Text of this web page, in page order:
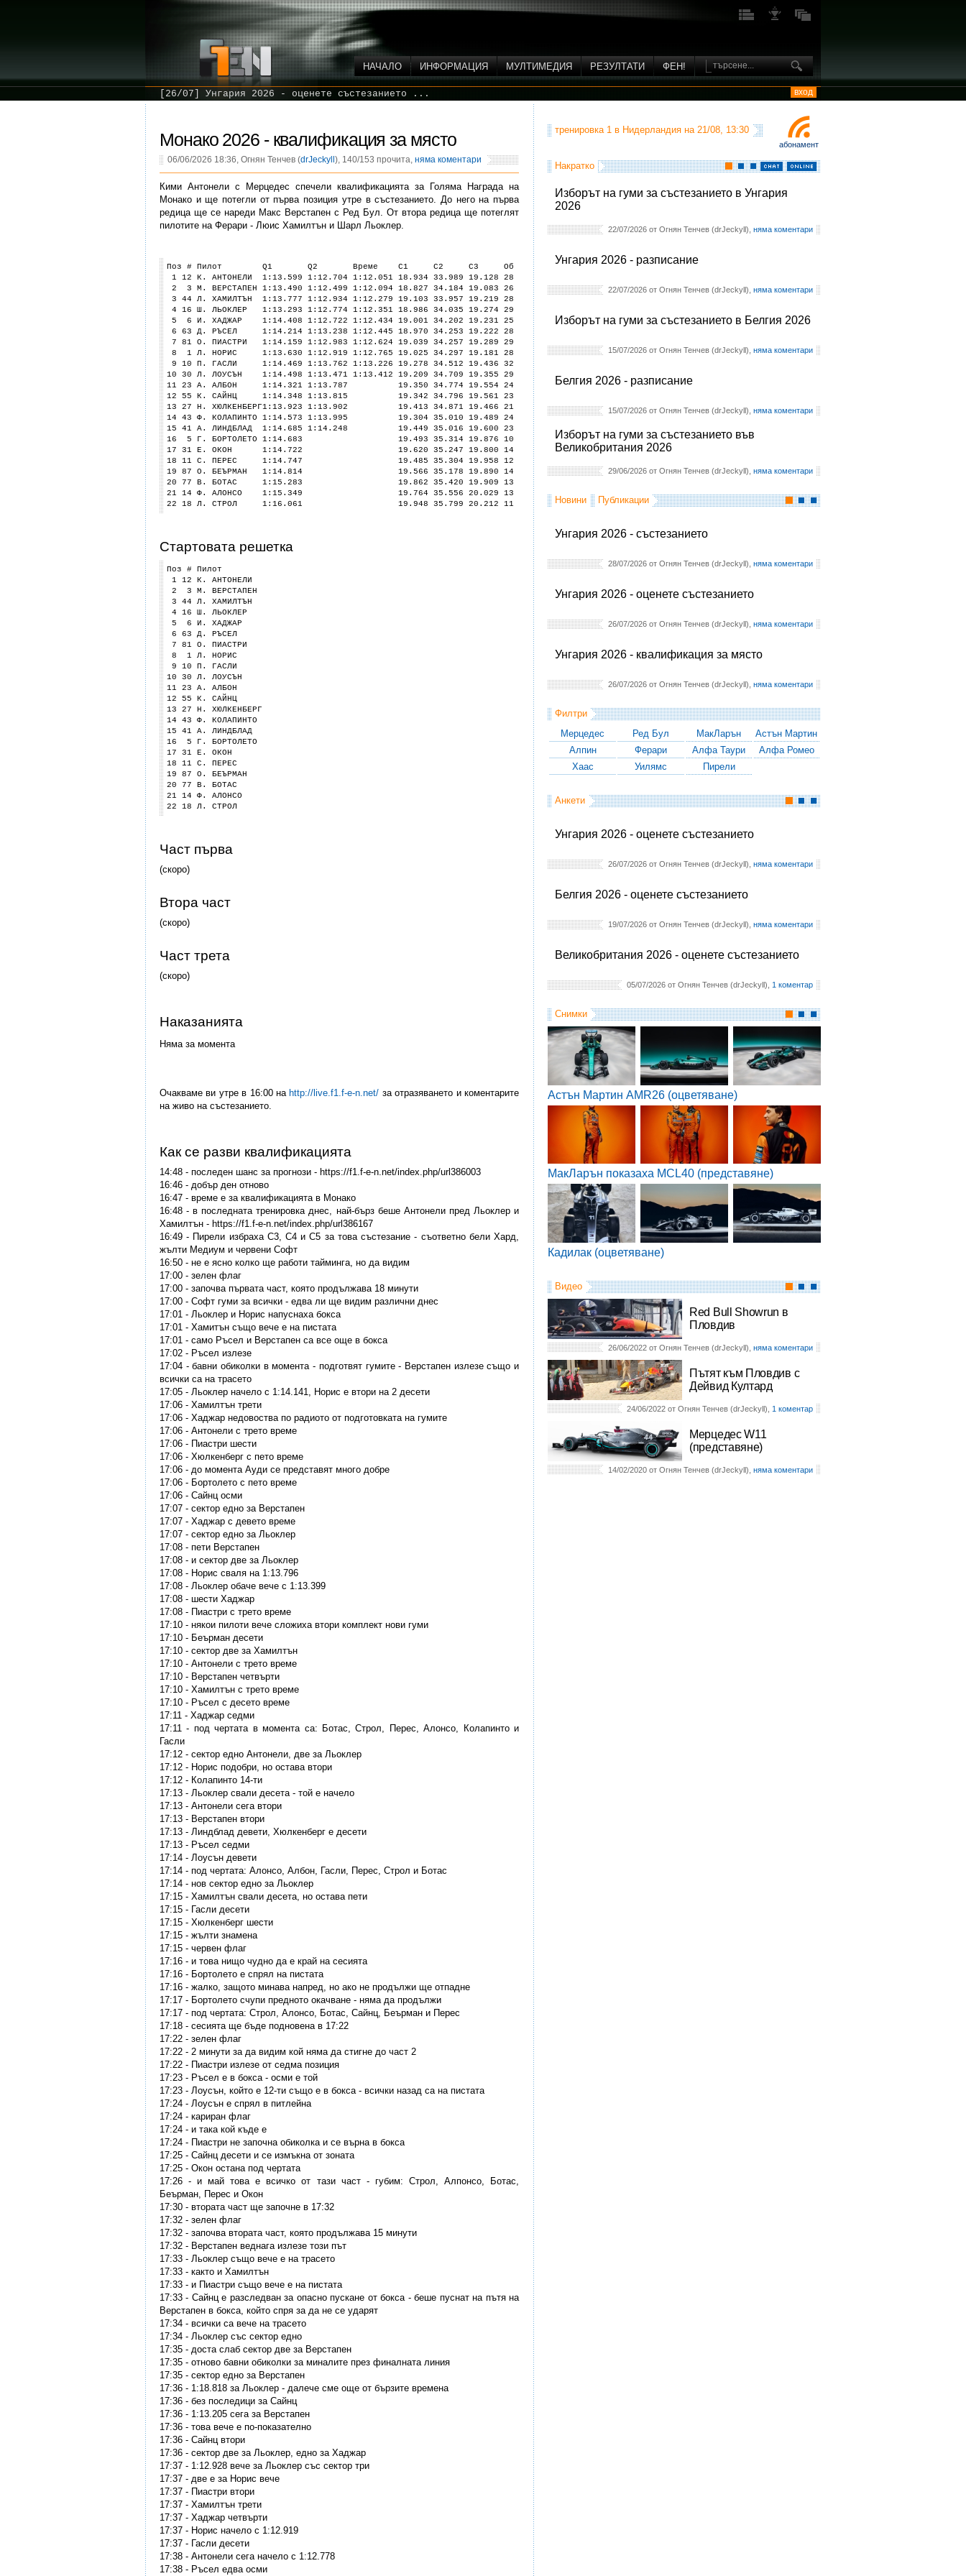
НАЧАЛО ИНФОРМАЦИЯ МУЛТИМЕДИЯ РЕЗУЛТАТИ ФЕН!
[26/07] Унгария 2026 - оценете състезанието ... вход
абонамент
тренировка 1 в Нидерландия на 21/08, 13:30
Накратко
Изборът на гуми за състезанието в Унгария
2026
22/07/2026 от Огнян Тенчев (drJeckyll), няма коментари
Унгария 2026 - разписание
22/07/2026 от Огнян Тенчев (drJeckyll), няма коментари
Изборът на гуми за състезанието в Белгия 2026
15/07/2026 от Огнян Тенчев (drJeckyll), няма коментари
Белгия 2026 - разписание
15/07/2026 от Огнян Тенчев (drJeckyll), няма коментари
Изборът на гуми за състезанието във
Великобритания 2026
29/06/2026 от Огнян Тенчев (drJeckyll), няма коментари
Новини Публикации
Унгария 2026 - състезанието
28/07/2026 от Огнян Тенчев (drJeckyll), няма коментари
Унгария 2026 - оценете състезанието
26/07/2026 от Огнян Тенчев (drJeckyll), няма коментари
Унгария 2026 - квалификация за място
26/07/2026 от Огнян Тенчев (drJeckyll), няма коментари
Филтри
Мерцедес
Ред Бул МакЛарън
Астън Мартин
Алпин
Ферари Алфа Таури
Алфа Ромео
Хаас
Уилямс Пирели
Анкети
Унгария 2026 - оценете състезанието
26/07/2026 от Огнян Тенчев (drJeckyll), няма коментари
Белгия 2026 - оценете състезанието
19/07/2026 от Огнян Тенчев (drJeckyll), няма коментари
Великобритания 2026 - оценете състезанието
05/07/2026 от Огнян Тенчев (drJeckyll), 1 коментар
Снимки
Астън Мартин AMR26 (оцветяване)
МакЛарън показаха MCL40 (представяне)
Кадилак (оцветяване)
Видео
Red Bull Showrun в
Пловдив
26/06/2022 от Огнян Тенчев (drJeckyll), няма коментари
Пътят към Пловдив с
Дейвид Култард
24/06/2022 от Огнян Тенчев (drJeckyll), 1 коментар
Мерцедес W11
(представяне)
14/02/2020 от Огнян Тенчев (drJeckyll), няма коментари
Монако 2026 - квалификация за място
06/06/2026 18:36, Огнян Тенчев (drJeckyll ), 140/153 прочита, няма коментари
Кими Антонели с Мерцедес спечели квалификацията за Голяма Награда на
Монако и ще потегли от първа позиция утре в състезанието. До него на първа
редица ще се нареди Макс Верстапен с Ред Бул. От втора редица ще потеглят
пилотите на Ферари - Люис Хамилтън и Шарл Льоклер.
Поз # Пилот Q1 Q2 Време С1 С2 С3 Об
1 12 К. АНТОНЕЛИ 1:13.599 1:12.704 1:12.051 18.934 33.989 19.128 28
2 3 М. ВЕРСТАПЕН 1:13.490 1:12.499 1:12.094 18.827 34.184 19.083 26
3 44 Л. ХАМИЛТЪН 1:13.777 1:12.934 1:12.279 19.103 33.957 19.219 28
4 16 Ш. ЛЬОКЛЕР 1:13.293 1:12.774 1:12.351 18.986 34.035 19.274 29
5 6 И. ХАДЖАР 1:14.408 1:12.722 1:12.434 19.001 34.202 19.231 25
6 63 Д. РЪСЕЛ 1:14.214 1:13.238 1:12.445 18.970 34.253 19.222 28
7 81 О. ПИАСТРИ 1:14.159 1:12.983 1:12.624 19.039 34.257 19.289 29
8 1 Л. НОРИС 1:13.630 1:12.919 1:12.765 19.025 34.297 19.181 28
9 10 П. ГАСЛИ 1:14.469 1:13.762 1:13.226 19.278 34.512 19.436 32
10 30 Л. ЛОУСЪН 1:14.498 1:13.471 1:13.412 19.209 34.709 19.355 29
11 23 А. АЛБОН 1:14.321 1:13.787 19.350 34.774 19.554 24
12 55 К. САЙНЦ 1:14.348 1:13.815 19.342 34.796 19.561 23
13 27 Н. ХЮЛКЕНБЕРГ1:13.923 1:13.902 19.413 34.871 19.466 21
14 43 Ф. КОЛАПИНТО 1:14.573 1:13.995 19.304 35.010 19.489 24
15 41 А. ЛИНДБЛАД 1:14.685 1:14.248 19.449 35.016 19.600 23
16 5 Г. БОРТОЛЕТО 1:14.683 19.493 35.314 19.876 10
17 31 Е. ОКОН 1:14.722 19.620 35.247 19.800 14
18 11 С. ПЕРЕС 1:14.747 19.485 35.304 19.958 12
19 87 О. БЕЪРМАН 1:14.814 19.566 35.178 19.890 14
20 77 В. БОТАС 1:15.283 19.862 35.420 19.909 13
21 14 Ф. АЛОНСО 1:15.349 19.764 35.556 20.029 13
22 18 Л. СТРОЛ 1:16.061 19.948 35.799 20.212 11
Стартовата решетка
Поз # Пилот
1 12 К. АНТОНЕЛИ
2 3 М. ВЕРСТАПЕН
3 44 Л. ХАМИЛТЪН
4 16 Ш. ЛЬОКЛЕР
5 6 И. ХАДЖАР
6 63 Д. РЪСЕЛ
7 81 О. ПИАСТРИ
8 1 Л. НОРИС
9 10 П. ГАСЛИ
10 30 Л. ЛОУСЪН
11 23 А. АЛБОН
12 55 К. САЙНЦ
13 27 Н. ХЮЛКЕНБЕРГ
14 43 Ф. КОЛАПИНТО
15 41 А. ЛИНДБЛАД
16 5 Г. БОРТОЛЕТО
17 31 Е. ОКОН
18 11 С. ПЕРЕС
19 87 О. БЕЪРМАН
20 77 В. БОТАС
21 14 Ф. АЛОНСО
22 18 Л. СТРОЛ
Част първа
(скоро)
Втора част
(скоро)
Част трета
(скоро)
Наказанията
Няма за момента
Очакваме ви утре в 16:00 наhttp://live.f1.f-e-n.net/ за отразяването и коментарите
на живо на състезанието.
Как се разви квалификацията
14:48 - последен шанс за прогнози - https://f1.f-e-n.net/index.php/url386003
16:46 - добър ден отново
16:47 - време е за квалификацията в Монако
16:48 - в последната тренировка днес, най-бърз беше Антонели пред Льоклер и
Хамилтън - https://f1.f-e-n.net/index.php/url386167
16:49 - Пирели избраха C3, C4 и C5 за това състезание - съответно бели Хард,
жълти Медиум и червени Софт
16:50 - не е ясно колко ще работи тайминга, но да видим
17:00 - зелен флаг
17:00 - започва първата част, която продължава 18 минути
17:00 - Софт гуми за всички - едва ли ще видим различни днес
17:01 - Льоклер и Норис напуснаха бокса
17:01 - Хамитън също вече е на пистата
17:01 - само Ръсел и Верстапен са все още в бокса
17:02 - Ръсел излезе
17:04 - бавни обиколки в момента - подготвят гумите - Верстапен излезе също и
всички са на трасето
17:05 - Льоклер начело с 1:14.141, Норис е втори на 2 десети
17:06 - Хамилтън трети
17:06 - Хаджар недовоства по радиото от подготовката на гумите
17:06 - Антонели с трето време
17:06 - Пиастри шести
17:06 - Хюлкенберг с пето време
17:06 - до момента Ауди се представят много добре
17:06 - Бортолето с пето време
17:06 - Сайнц осми
17:07 - сектор едно за Верстапен
17:07 - Хаджар с девето време
17:07 - сектор едно за Льоклер
17:08 - пети Верстапен
17:08 - и сектор две за Льоклер
17:08 - Норис сваля на 1:13.796
17:08 - Льоклер обаче вече с 1:13.399
17:08 - шести Хаджар
17:08 - Пиастри с трето време
17:10 - някои пилоти вече сложиха втори комплект нови гуми
17:10 - Беърман десети
17:10 - сектор две за Хамилтън
17:10 - Антонели с трето време
17:10 - Верстапен четвърти
17:10 - Хамилтън с трето време
17:10 - Ръсел с десето време
17:11 - Хаджар седми
17:11 - под чертата в момента са: Ботас, Строл, Перес, Алонсо, Колапинто и
Гасли
17:12 - сектор едно Антонели, две за Льоклер
17:12 - Норис подобри, но остава втори
17:12 - Колапинто 14-ти
17:13 - Льоклер свали десета - той е начело
17:13 - Антонели сега втори
17:13 - Верстапен втори
17:13 - Линдблад девети, Хюлкенберг е десети
17:13 - Ръсел седми
17:14 - Лоусън девети
17:14 - под чертата: Алонсо, Албон, Гасли, Перес, Строл и Ботас
17:14 - нов сектор едно за Льоклер
17:15 - Хамилтън свали десета, но остава пети
17:15 - Гасли десети
17:15 - Хюлкенберг шести
17:15 - жълти знамена
17:15 - червен флаг
17:16 - и това нищо чудно да е край на сесията
17:16 - Бортолето е спрял на пистата
17:16 - жалко, защото минава напред, но ако не продължи ще отпадне
17:17 - Бортолето счупи предното окачване - няма да продължи
17:17 - под чертата: Строл, Алонсо, Ботас, Сайнц, Беърман и Перес
17:18 - сесията ще бъде подновена в 17:22
17:22 - зелен флаг
17:22 - 2 минути за да видим кой няма да стигне до част 2
17:22 - Пиастри излезе от седма позиция
17:23 - Ръсел е в бокса - осми е той
17:23 - Лоусън, който е 12-ти също е в бокса - всички назад са на пистата
17:24 - Лоусън е спрял в питлейна
17:24 - кариран флаг
17:24 - и така кой къде е
17:24 - Пиастри не започна обиколка и се върна в бокса
17:25 - Сайнц десети и се измъкна от зоната
17:25 - Окон остана под чертата
17:26 - и май това е всичко от тази част - губим: Строл, Алпонсо, Ботас,
Беърман, Перес и Окон
17:30 - втората част ще започне в 17:32
17:32 - зелен флаг
17:32 - започва втората част, която продължава 15 минути
17:32 - Верстапен веднага излезе този път
17:33 - Льоклер също вече е на трасето
17:33 - както и Хамилтън
17:33 - и Пиастри също вече е на пистата
17:33 - Сайнц е разследван за опасно пускане от бокса - беше пуснат на пътя на
Верстапен в бокса, който спря за да не се ударят
17:34 - всички са вече на трасето
17:34 - Льоклер със сектор едно
17:35 - доста слаб сектор две за Верстапен
17:35 - отново бавни обиколки за миналите през финалната линия
17:35 - сектор едно за Верстапен
17:36 - 1:18.818 за Льоклер - далече сме още от бързите времена
17:36 - без последици за Сайнц
17:36 - 1:13.205 сега за Верстапен
17:36 - това вече е по-показателно
17:36 - Сайнц втори
17:36 - сектор две за Льоклер, едно за Хаджар
17:37 - 1:12.928 вече за Льоклер със сектор три
17:37 - две е за Норис вече
17:37 - Пиастри втори
17:37 - Хамилтън трети
17:37 - Хаджар четвърти
17:37 - Норис начело с 1:12.919
17:37 - Гасли десети
17:38 - Антонели сега начело с 1:12.778
17:38 - Ръсел едва осми